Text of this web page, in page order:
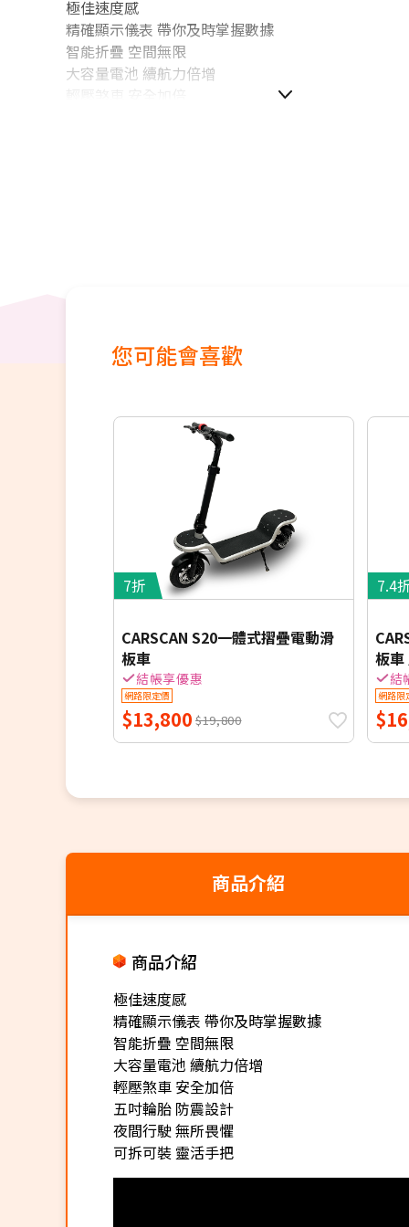
極佳速度感
精確顯示儀表 帶你及時掌握數據
智能折疊 空間無限
大容量電池 續航力倍增
您可能會喜歡
7折
CARSCAN S20一體式摺疊電動滑
板車
結帳享優惠
網路限定價
$13,800 $19,800
7.4
板車
結
網路限
商品介紹
商品介紹
極佳速度感
精確顯示儀表 帶你及時掌握數據
智能折疊 空間無限
大容量電池 續航力倍增
輕壓煞車 安全加倍
五吋輪胎 防震設計
夜間行駛 無所畏懼
可拆可裝 靈活手把